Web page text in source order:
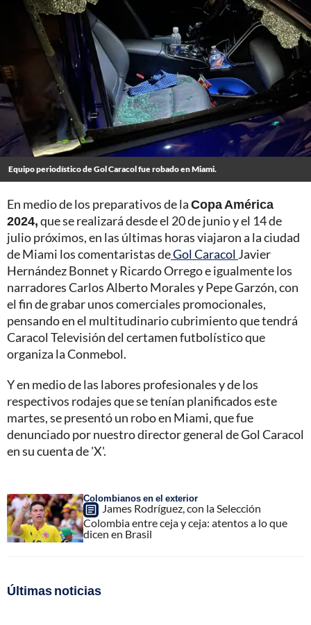
Equipo periodístico de Gol Caracol fue robado en Miami.
En medio de los preparativos de laCopa América
2024,que se realizará desde el 20 de junio y el 14 de
julio próximos, en las últimas horas viajaron a la ciudad
de Miami los comentaristas deGol Caracol Javier
Hernández Bonnet y Ricardo Orrego e igualmente los
narradores Carlos Alberto Morales y Pepe Garzón, con
el fin de grabar unos comerciales promocionales,
pensando en el multitudinario cubrimiento que tendrá
Caracol Televisión del certamen futbolístico que
organiza la Conmebol.
Y en medio de las labores profesionales y de los
respectivos rodajes que se tenían planificados este
martes, se presentó un robo en Miami, que fue
denunciado por nuestro director general de Gol Caracol
en su cuenta de 'X'.
Colombianos en el exterior
James Rodríguez, con la Selección
Colombia entre ceja y ceja: atentos a lo que
dicen en Brasil
Últimas noticias